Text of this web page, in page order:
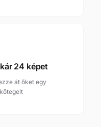
24 képet
át őket egy